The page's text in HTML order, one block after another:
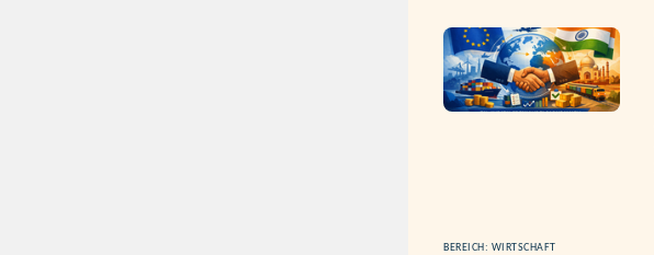
BEREICH: WIRTSCHAFT